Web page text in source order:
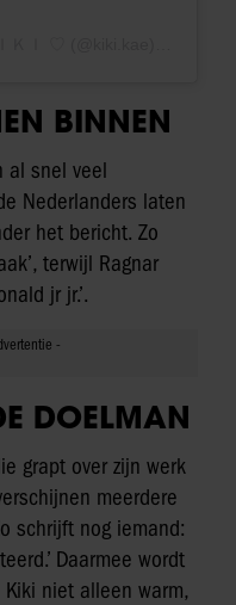
BINNEN
al snel veel
Nederlanders laten
het bericht. Zo
terwijl Ragnar
jr jr.’.
DOELMAN
grapt over zijn werk
meerdere
schrijft nog iemand:
Daarmee wordt
niet alleen warm,